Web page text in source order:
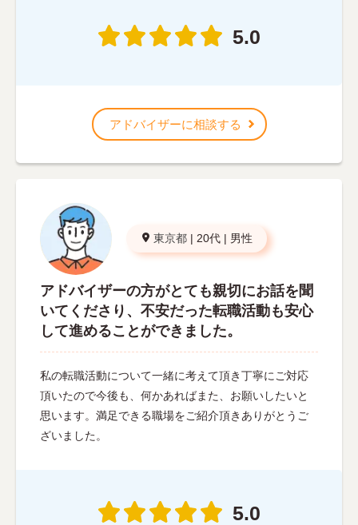
5.0
アドバイザーに相談する
東京都 | 20代 | 男性
アドバイザーの方がとても親切にお話を聞
いてくださり、不安だった転職活動も安心
して進めることができました。
私の転職活動について一緒に考えて頂き丁寧にご対応
頂いたので今後も、何かあればまた、お願いしたいと
思います。満足できる職場をご紹介頂きありがとうご
ざいました。
5.0